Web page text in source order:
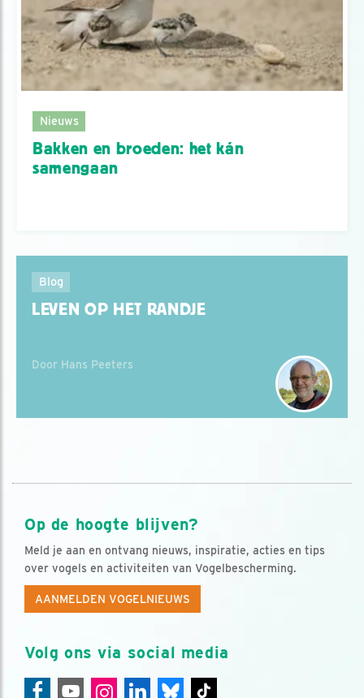
Nieuws
Bakken en broeden: het kán
samengaan
Blog
LEVEN OP HET RANDJE
Door Hans Peeters
Op de hoogte blijven?
Meld je aan en ontvang nieuws, inspiratie, acties en tips
over vogels en activiteiten van Vogelbescherming.
AANMELDEN VOGELNIEUWS
Volg ons via social media